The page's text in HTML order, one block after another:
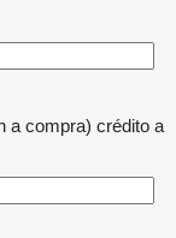
a compra) crédito a